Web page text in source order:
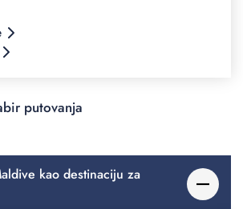
putovanja
kao destinaciju za